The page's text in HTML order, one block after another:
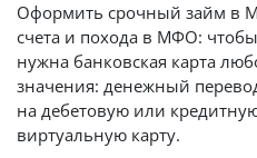
Оформить срочный займ в
счета и похода в МФО:
нужна банковская карта
значения: денежный
на дебетовую или
виртуальную карту.